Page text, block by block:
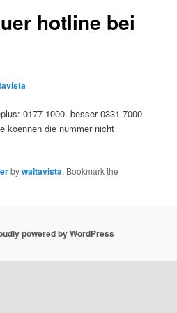
hotline bei
0177-1000. besser 0331-7000
koennen die nummer nicht
bywaltavista. Bookmark the
powered by WordPress